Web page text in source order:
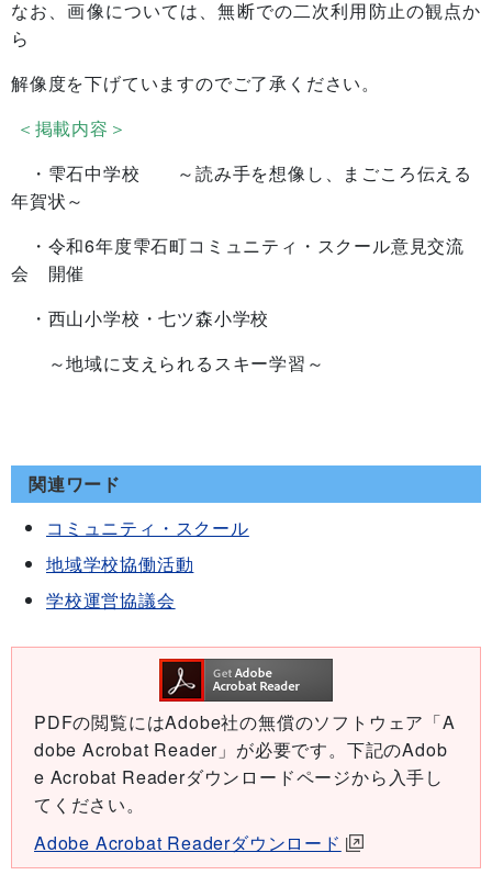
なお、画像については、無断での二次利用防止の観点か
ら
解像度を下げていますのでご了承ください。
＜掲載内容＞
・雫石中学校 ～読み手を想像し、まごころ伝える
年賀状～
・令和6年度雫石町コミュニティ・スクール意見交流
会 開催
・西山小学校・七ツ森小学校
～地域に支えられるスキー学習～
関連ワード
コミュニティ・スクール
地域学校協働活動
学校運営協議会
PDFの閲覧にはAdobe社の無償のソフトウェア「A
dobe Acrobat Reader」が必要です。下記のAdob
e Acrobat Readerダウンロードページから入手し
てください。
Adobe Acrobat Readerダウンロード